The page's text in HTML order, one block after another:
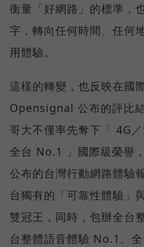
衡量「好網路」的標準，
字，轉向任何時間、任何
用體驗。
這樣的轉變，也反映在國
Opensignal 公布的評比
哥大不僅率先奪下「 4G
全台 No.1 」國際級榮譽
公布的台灣行動網路體驗
台獨有的「可靠性體驗」
雙冠王，同時，包辦全台
台整體語音體驗 No.1、